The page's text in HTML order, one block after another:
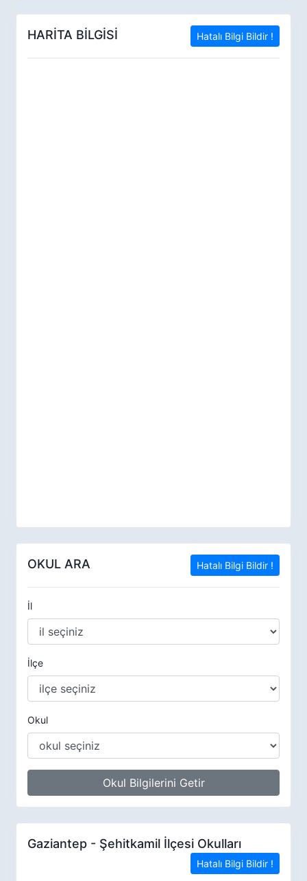
HARİTA BİLGİSİ Hatalı Bilgi Bildir !
OKUL ARA Hatalı Bilgi Bildir !
İl
İlçe
Okul
Okul Bilgilerini Getir
Gaziantep - Şehitkamil İlçesi Okulları
Hatalı Bilgi Bildir !